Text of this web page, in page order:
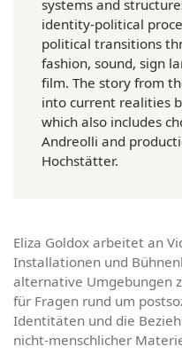
systems and
identity-political
political transitions
fashion, sound, sign
film. The story from
into current realities
which also includes
Andreolli and
Hochstätter.
Eliza Goldox arbeitet an
Installationen und
alternative Umgebungen
für Fragen rund um
Identitäten und die
nicht-menschlicher